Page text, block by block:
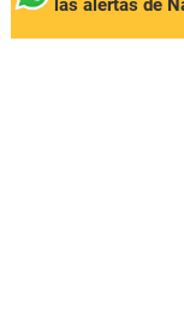
las alertas de